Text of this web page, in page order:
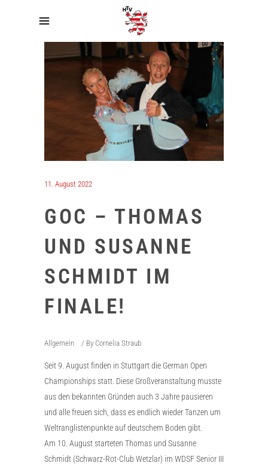
11. August 2022
GOC – THOMAS
UND SUSANNE
SCHMIDT IM
FINALE!
Allgemein By Cornelia Straub
Seit 9. August finden in Stuttgart die German Open
Championships statt. Diese Großveranstaltung musste
aus den bekannten Gründen auch 3 Jahre pausieren
und alle freuen sich, dass es endlich wieder Tanzen um
Weltranglistenpunkte auf deutschem Boden gibt.
Am 10. August starteten Thomas und Susanne
Schmidt (Schwarz-Rot-Club Wetzlar) im WDSF Senior III